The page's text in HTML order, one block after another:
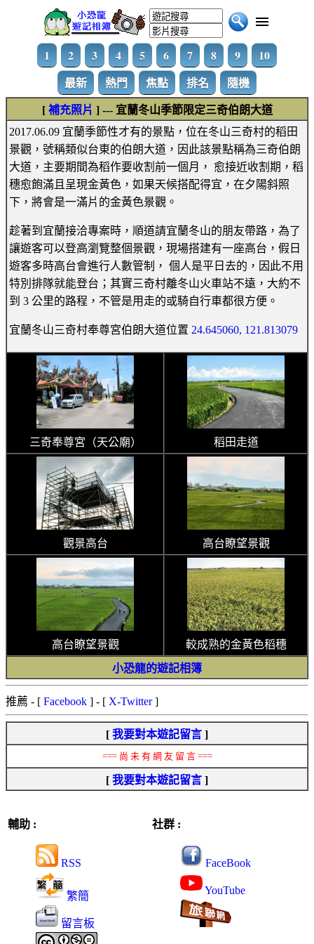
1 2 3 4 5 6 7 8 9
10
最新
熱門 焦點 排名 隨機
[ 補充照片 ] --- 宜蘭冬山季節限定三奇伯朗大道
2017.06.09 宜蘭季節性才有的景點，位在冬山三奇村的稻田
景觀，號稱類似台東的伯朗大道，因此該景點稱為三奇伯朗
大道，主要期間為稻作要收割前一個月， 愈接近收割期，稻
穗愈飽滿且呈現金黃色，如果天候搭配得宜，在夕陽斜照
下，將會是一滿片的金黃色景觀。
趁著到宜蘭接洽專案時，順道請宜蘭冬山的朋友帶路，為了
讓遊客可以登高瀏覽整個景觀，現場搭建有一座高台，假日
遊客多時高台會進行人數管制， 個人是平日去的，因此不用
特別排隊就能登台；其實三奇村離冬山火車站不遠，大約不
到 3 公里的路程，不管是用走的或騎自行車都很方便。
宜蘭冬山三奇村奉尊宮伯朗大道位置 24.645060, 121.813079
三奇奉尊宮（天公廟） 稻田走道
觀景高台 高台瞭望景觀
高台瞭望景觀
較成熟的金黃色稻穗
小恐龍的遊記相簿
推薦 - [ Facebook ] - [ X-Twitter]
[ 我要對本遊記留言 ]
=== 尚 未 有 網 友 留 言 ===
[ 我要對本遊記留言 ]
輔助 :
RSS
繁簡
留言板
社群 :
FaceBook
YouTube